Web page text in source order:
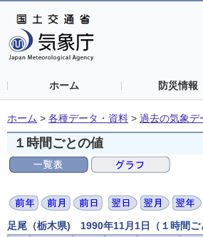
ホーム 防災情報
ホーム > 各種データ・資料 > 過去の気象デ
１時間ごとの値
足尾（栃木県) 1990年11月1日（１時間ご